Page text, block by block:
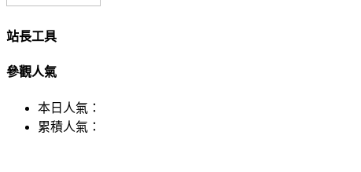
站長工具
參觀人氣
本日人氣：
累積人氣：